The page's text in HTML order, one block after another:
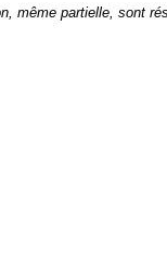
même partielle, sont